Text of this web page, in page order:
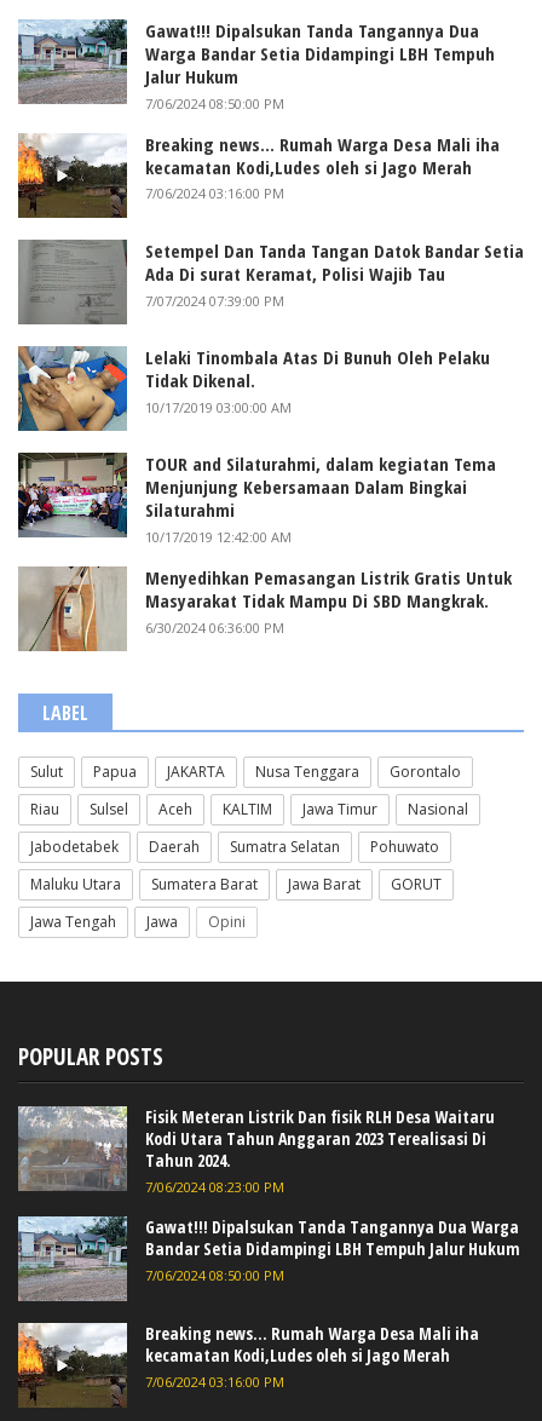
Gawat!!! Dipalsukan Tanda Tangannya Dua
Warga Bandar Setia Didampingi LBH Tempuh
Jalur Hukum
7/06/2024 08:50:00 PM
Breaking news... Rumah Warga Desa Mali iha
kecamatan Kodi,Ludes oleh si Jago Merah
7/06/2024 03:16:00 PM
Setempel Dan Tanda Tangan Datok Bandar Setia
Ada Di surat Keramat, Polisi Wajib Tau
7/07/2024 07:39:00 PM
Lelaki Tinombala Atas Di Bunuh Oleh Pelaku
Tidak Dikenal.
10/17/2019 03:00:00 AM
TOUR and Silaturahmi, dalam kegiatan Tema
Menjunjung Kebersamaan Dalam Bingkai
Silaturahmi
10/17/2019 12:42:00 AM
Menyedihkan Pemasangan Listrik Gratis Untuk
Masyarakat Tidak Mampu Di SBD Mangkrak.
6/30/2024 06:36:00 PM
LABEL
Sulut Papua JAKARTA Nusa Tenggara
Gorontalo
Riau
Sulsel Aceh KALTIM Jawa Timur
Nasional
Jabodetabek
Daerah Sumatra Selatan
Pohuwato
Maluku Utara
Sumatera Barat Jawa Barat
GORUT
Jawa Tengah
Jawa Opini
POPULAR POSTS
Fisik Meteran Listrik Dan fisik RLH Desa Waitaru
Kodi Utara Tahun Anggaran 2023 Terealisasi Di
Tahun 2024.
7/06/2024 08:23:00 PM
Gawat!!! Dipalsukan Tanda Tangannya Dua Warga
Bandar Setia Didampingi LBH Tempuh Jalur Hukum
7/06/2024 08:50:00 PM
Breaking news... Rumah Warga Desa Mali iha
kecamatan Kodi,Ludes oleh si Jago Merah
7/06/2024 03:16:00 PM